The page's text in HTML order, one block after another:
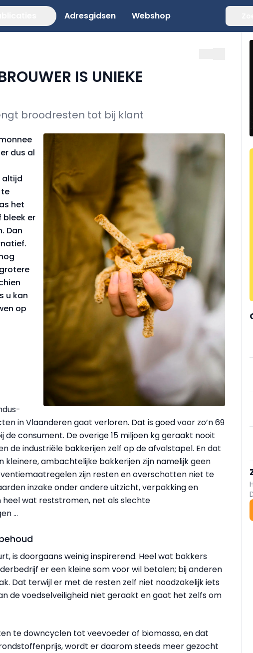
Adresgidsen Webshop
IS UNIEKE
broodresten tot bij klant
dus al
altijd
het
bleek er
Dan
u kan
op
in Vlaanderen gaat verloren. Dat is goed voor zo’n 69
de consument. De overige 15 miljoen kg geraakt nooit
de industriële bakkerijen zelf op de afvalstapel. En dat
kleinere, ambachtelijke bakkerijen zijn namelijk geen
zijn resten en overschotten niet te
inzake onder andere uitzicht, verpakking en
wat reststromen, net als slechte
...
is doorgaans weinig inspirerend. Heel wat bakkers
er een kleine som voor wil betalen; bij anderen
Dat terwijl er met de resten zelf niet noodzakelijk iets
de voedselveiligheid niet geraakt en gaat het zelfs om
te downcyclen tot veevoeder of biomassa, en dat
wordt er daarom steeds meer gezocht